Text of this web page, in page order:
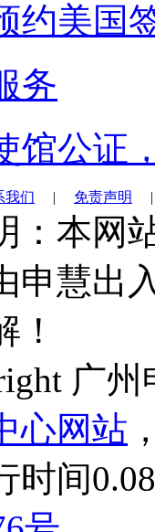
约美国
务
馆公证
我们 | 免责声明
：本网
申慧出
！
广
心网站
时间